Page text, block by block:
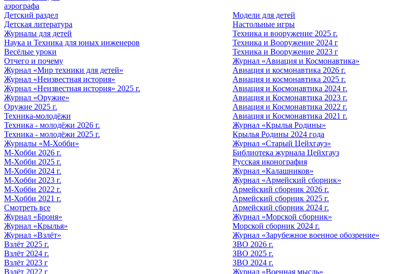
аэрографа
Детский раздел
Детская литература
Модели для детей
Настольные игры
Журналы для детей
Наука и Техника для юных инженеров
Весёлые уроки
Отчего и почему
Журнал «Мир техники для детей»
Журнал «Неизвестная история»
Журнал «Неизвестная история» 2025 г.
Журнал «Оружие»
Оружие 2025 г.
Техника-молодёжи
Техника - молодёжи 2026 г.
Техника - молодёжи 2025 г.
Журналы «М-Хобби»
М-Хобби 2026 г.
М-Хобби 2025 г.
М-Хобби 2024 г.
М-Хобби 2023 г.
М-Хобби 2022 г.
М-Хобби 2021 г.
Смотреть все
Журнал «Броня»
Журнал «Крылья»
Журнал «Взлёт»
Взлёт 2025 г.
Взлёт 2024 г.
Взлёт 2023 г
Взлёт 2022 г
Техника и вооружение 2025 г.
Техника и Вооружение 2024 г
Техника и Вооружение 2023 г
Журнал «Авиация и Космонавтика»
Авиация и космонавтика 2026 г.
Авиация и космонавтика 2025 г.
Авиация и Космонавтика 2024 г.
Авиация и Космонавтика 2023 г.
Авиация и Космонавтика 2022 г.
Авиация и Космонавтика 2021 г.
Журнал «Крылья Родины»
Крылья Родины 2024 года
Журнал «Старый Цейхгауз»
Библиотека журнала Цейхгауз
Русская иконография
Журнал «Калашников»
Журнал «Армейский сборник»
Армейский сборник 2026 г.
Армейский сборник 2025 г.
Армейский сборник 2024 г.
Журнал «Морской сборник»
Морской сборник 2024 г.
Журнал «Зарубежное военное обозрение»
ЗВО 2026 г.
ЗВО 2025 г.
ЗВО 2024 г.
Журнал «Военная мысль»